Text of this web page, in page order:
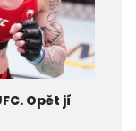
Opět jí